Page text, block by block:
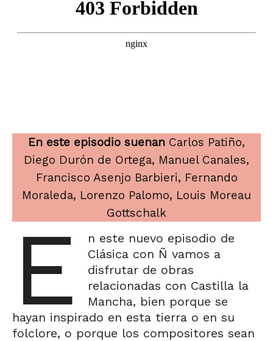
En este episodio suenan Carlos Patiño,
Diego Durón de Ortega, Manuel Canales,
Francisco Asenjo Barbieri, Fernando
Moraleda, Lorenzo Palomo, Louis Moreau
Gottschalk
E
n este nuevo episodio de
Clásica con Ñ vamos a
disfrutar de obras
relacionadas con Castilla la
Mancha, bien porque se
hayan inspirado en esta tierra o en su
folclore, o porque los compositores sean